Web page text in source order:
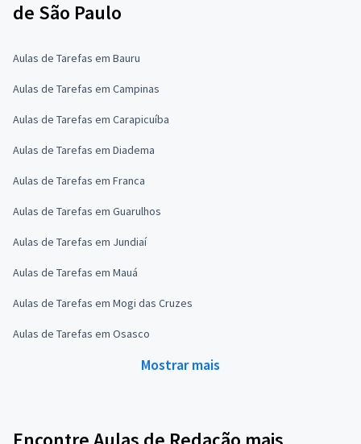
de São Paulo
Aulas de Tarefas em Bauru
Aulas de Tarefas em Campinas
Aulas de Tarefas em Carapicuíba
Aulas de Tarefas em Diadema
Aulas de Tarefas em Franca
Aulas de Tarefas em Guarulhos
Aulas de Tarefas em Jundiaí
Aulas de Tarefas em Mauá
Aulas de Tarefas em Mogi das Cruzes
Aulas de Tarefas em Osasco
Mostrar mais